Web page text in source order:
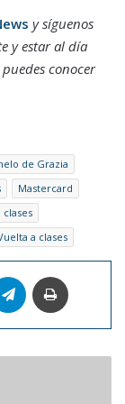
y síguenos
y estar al día
puedes conocer
de Grazia
Mastercard
clases
a clases
Telegram